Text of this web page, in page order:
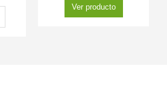
Ver producto